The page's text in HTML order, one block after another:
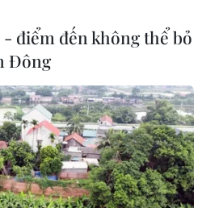
điểm đến không thể bỏ
Đông